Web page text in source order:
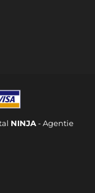
NINJA-Agentie